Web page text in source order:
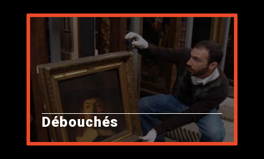
Débouchés